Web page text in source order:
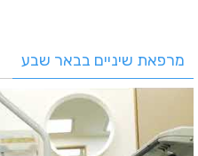
מרפאת שיניים בבאר שבע